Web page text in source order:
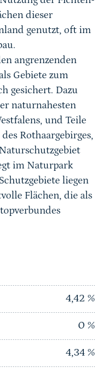
dieser
genutzt, oft im
angrenzenden
Gebiete zum
gesichert. Dazu
naturnahesten
und Teile
Rothaargebirges,
im Naturpark
liegen
Flächen, die als
4,42 %
0 %
4,34 %